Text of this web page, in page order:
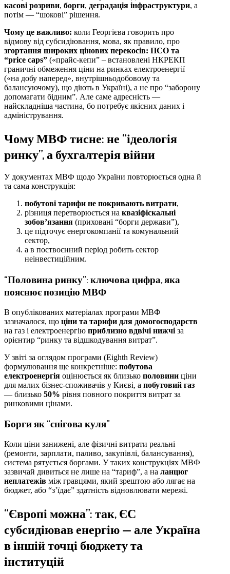
касові розриви, борги, деградація інфраструктури, а
потім — “шокові” рішення.
Чому це важливо: коли Георгієва говорить про
відмову від субсидіювання, мова, як правило, про
згортання широких цінових перекосів: ПСО та
“price caps” («прайс-кепи” – встановлені НКРЕКП
граничні обмеження ціни на ринках електроенергії
(«на добу наперед», внутрішньодобовому та
балансуючому), що діють в Україні), а не про “заборону
допомагати бідним”. Але саме адресність —
найскладніша частина, бо потребує якісних даних і
адміністрування.
Чому МВФ тисне: не “ідеологія
ринку”, а бухгалтерія війни
У документах МВФ щодо України повторюється одна й
та сама конструкція:
побутові тарифи не покривають витрати,
різниця перетворюється на квазіфіскальні
зобов’язання (приховані “борги держави”),
це підточує енергокомпанії та комунальний
сектор,
а в поствоєнний період робить сектор
неінвестиційним.
“Половина ринку”: ключова цифра, яка
пояснює позицію МВФ
В опублікованих матеріалах програми МВФ
зазначалося, що ціни та тарифи для домогосподарств
на газ і електроенергію приблизно вдвічі нижчі за
орієнтир “ринку та відшкодування витрат”.
У звіті за оглядом програми (Eighth Review)
формулювання ще конкретніше: побутова
електроенергія оцінюється як близько половини ціни
для малих бізнес-споживачів у Києві, а побутовий газ
— близько 50% рівня повного покриття витрат за
ринковими цінами.
Борги як “снігова куля”
Коли ціни занижені, але фізичні витрати реальні
(ремонти, зарплати, паливо, закупівлі, балансування),
система рятується боргами. У таких конструкціях МВФ
зазвичай дивиться не лише на “тариф”, а на ланцюг
неплатежів між гравцями, який зрештою або лягає на
бюджет, або “з’їдає” здатність відновлювати мережі.
“Європі можна”: так, ЄС
субсидіював енергію — але Україна
в іншій точці бюджету та
інституцій